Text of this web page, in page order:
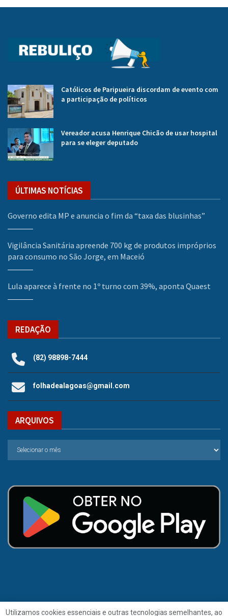
Católicos de Paripueira discordam de evento com
a participação de políticos
Vereador acusa Henrique Chicão de usar hospital
para se eleger deputado
ÚLTIMAS NOTÍCIAS
Governo edita MP e anuncia o fim da “taxa das blusinhas”
Vigilância Sanitária apreende 700 kg de produtos impróprios
para consumo no São Jorge, em Maceió
Lula aparece à frente no 1º turno com 39%, aponta Quaest
REDAÇÃO
(82) 98898-7444
folhadealagoas@gmail.com
ARQUIVOS
Utilizamos cookies essenciais e outras tecnologias semelhantes, ao